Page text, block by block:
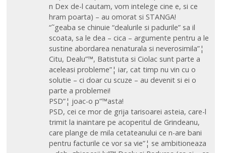
n Dex de-l cautam, vom intelege cine e, si ce
hram poarta) – au omorat si STANGA!
“˜geaba se chinuie “dealurile si padurile” sa il
scoata, sa le dea – cica – argumente pentru a le
sustine abordarea nenaturala si neverosimila”¦
Citu, Dealu”™, Batistuta si Ciolac sunt parte a
aceleasi probleme”¦ iar, cat timp nu vin cu o
solutie – ci doar cu scuze – au devenit si ei o
parte a problemei!
PSD”¦ joac-o p”™asta!
PSD, cei ce mor de grija tarisoarei asteia, care-l
trimit la inaintare pe acoperitul de Grindeanu,
care plange de mila cetateanului ce n-are bani
pentru facturile ce vor sa vie”¦ se ambitioneaza